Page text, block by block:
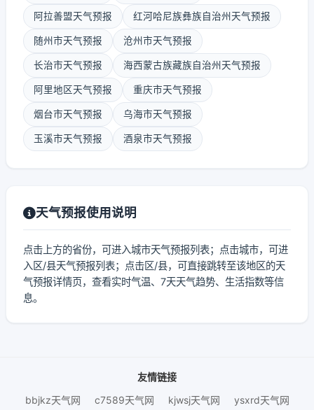
阿拉善盟天气预报 红河哈尼族彝族自治州天气预报
随州市天气预报 沧州市天气预报
长治市天气预报 海西蒙古族藏族自治州天气预报
阿里地区天气预报 重庆市天气预报
烟台市天气预报 乌海市天气预报
玉溪市天气预报 酒泉市天气预报
天气预报使用说明
点击上方的省份，可进入城市天气预报列表；点击城市，可进
入区/县天气预报列表；点击区/县，可直接跳转至该地区的天
气预报详情页，查看实时气温、7天天气趋势、生活指数等信
息。
友情链接
bbjkz天气网
c7589天气网 kjwsj天气网 ysxrd天气网